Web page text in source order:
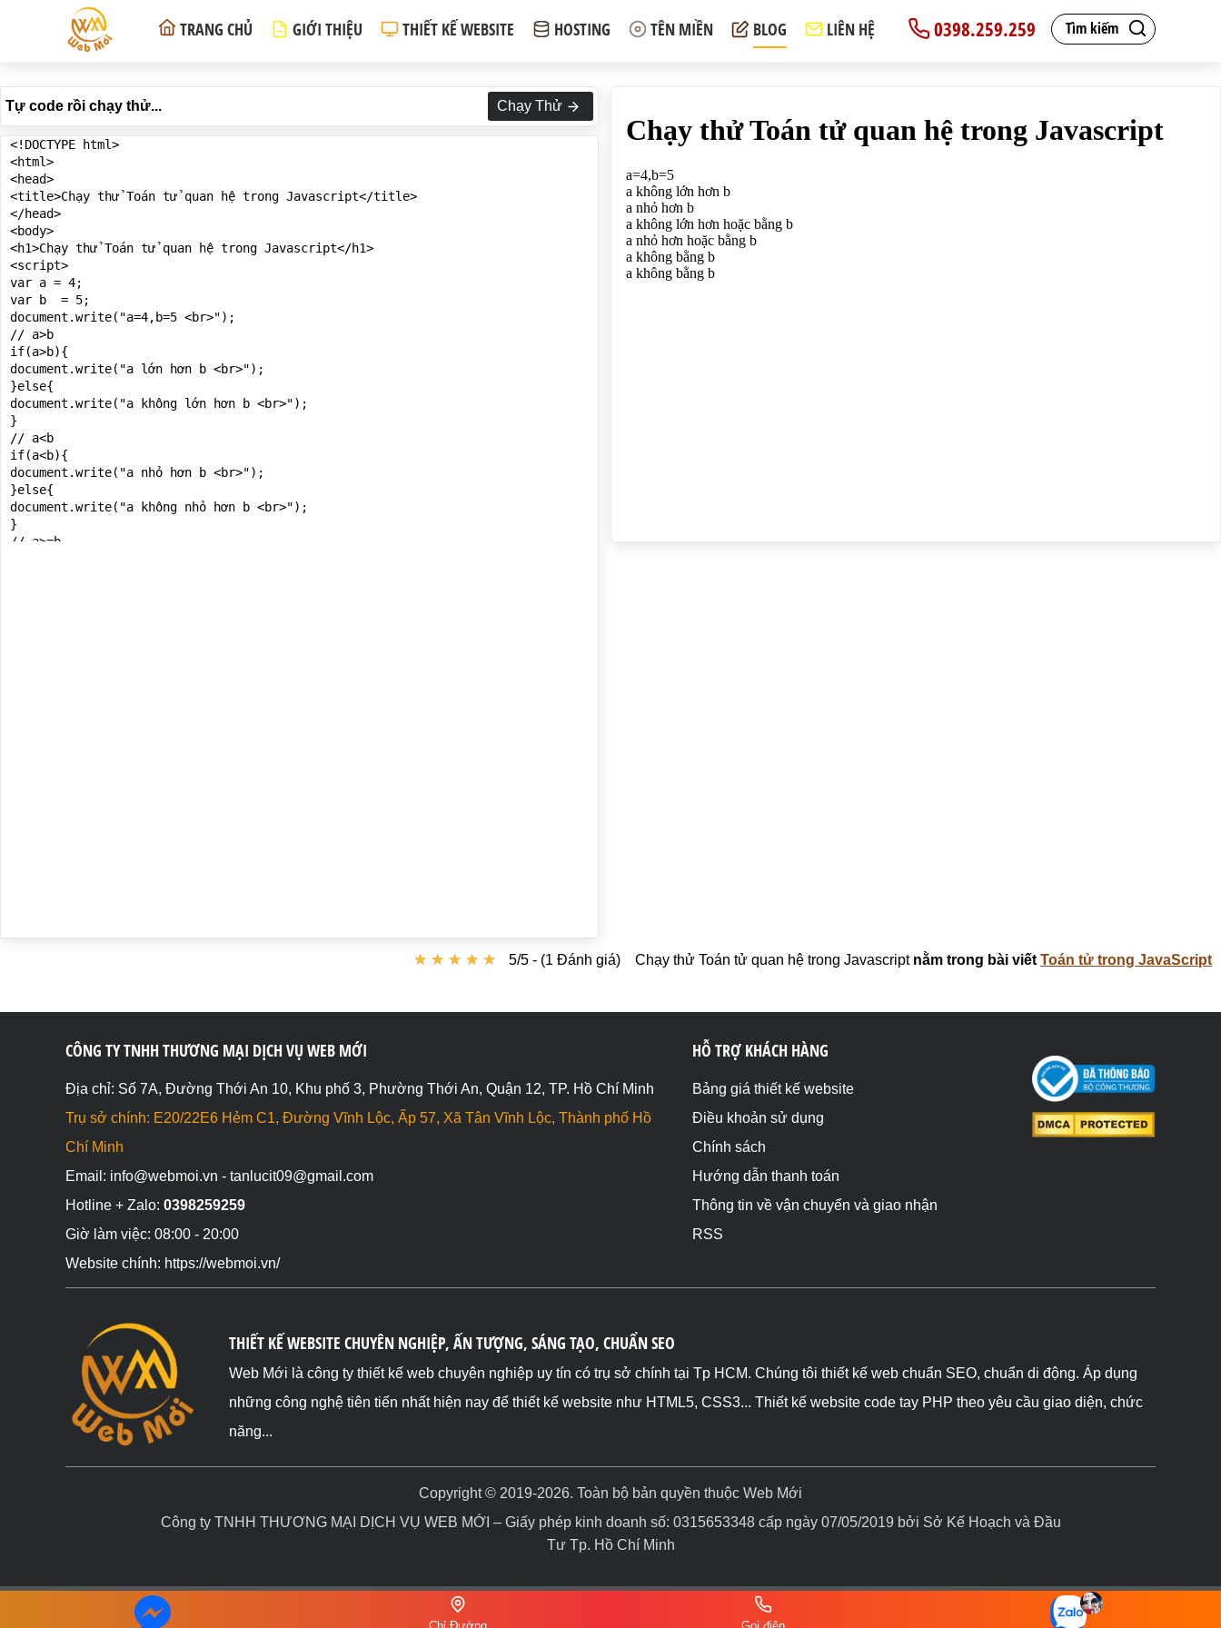
Tìm kiếm
0398.259.259
TRANG CHỦ GIỚI THIỆU THIẾT KẾ WEBSITE HOSTING TÊN MIỀN BLOG LIÊN HỆ
Tự code rồi chạy thử... Chạy Thử
<!DOCTYPE html>
<html>
<head>
<title>Chạy thử Toán tử quan hệ trong Javascript</title>
</head>
<body>
<h1>Chạy thử Toán tử quan hệ trong Javascript</h1>
<script>
var a = 4;
var b  = 5;
document.write("a=4,b=5 <br>");
// a>b
if(a>b){
document.write("a lớn hơn b <br>");
}else{
document.write("a không lớn hơn b <br>");
}
// a<b
if(a<b){
document.write("a nhỏ hơn b <br>");
}else{
document.write("a không nhỏ hơn b <br>");
}
// a>=b
}
Chạy thử Toán tử quan hệ trong Javascript nằm trong bài viết Toán tử trong JavaScript
★ ★ ★ ★ ★
★ ★ ★ ★ ★ 5/5 - (1 Đánh giá)
CÔNG TY TNHH THƯƠNG MẠI DỊCH VỤ WEB MỚI
Địa chỉ: Số 7A, Đường Thới An 10, Khu phố 3, Phường Thới An, Quận 12, TP. Hồ Chí Minh
Trụ sở chính: E20/22E6 Hẻm C1, Đường Vĩnh Lộc, Ấp 57, Xã Tân Vĩnh Lộc, Thành phố Hồ
Chí Minh
Email: info@webmoi.vn - tanlucit09@gmail.com
Hotline + Zalo: 0398259259
Giờ làm việc: 08:00 - 20:00
Website chính: https://webmoi.vn/
HỖ TRỢ KHÁCH HÀNG
Bảng giá thiết kế website
Điều khoản sử dụng
Chính sách
Hướng dẫn thanh toán
Thông tin về vận chuyển và giao nhận
RSS
THIẾT KẾ WEBSITE CHUYÊN NGHIỆP, ẤN TƯỢNG, SÁNG TẠO, CHUẨN SEO
Web Mới là công ty thiết kế web chuyên nghiệp uy tín có trụ sở chính tại Tp HCM. Chúng tôi thiết kế web chuẩn SEO, chuẩn di động. Áp dụng
những công nghệ tiên tiến nhất hiện nay để thiết kế website như HTML5, CSS3... Thiết kế website code tay PHP theo yêu cầu giao diện, chức
năng...
Copyright © 2019-2026. Toàn bộ bản quyền thuộc Web Mới
Công ty TNHH THƯƠNG MẠI DỊCH VỤ WEB MỚI – Giấy phép kinh doanh số: 0315653348 cấp ngày 07/05/2019 bởi Sở Kế Hoạch và Đầu
Tư Tp. Hồ Chí Minh